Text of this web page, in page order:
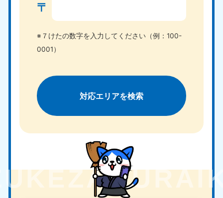
〒
※７けたの数字を入力してください（例：100-
0001）
対応エリアを検索